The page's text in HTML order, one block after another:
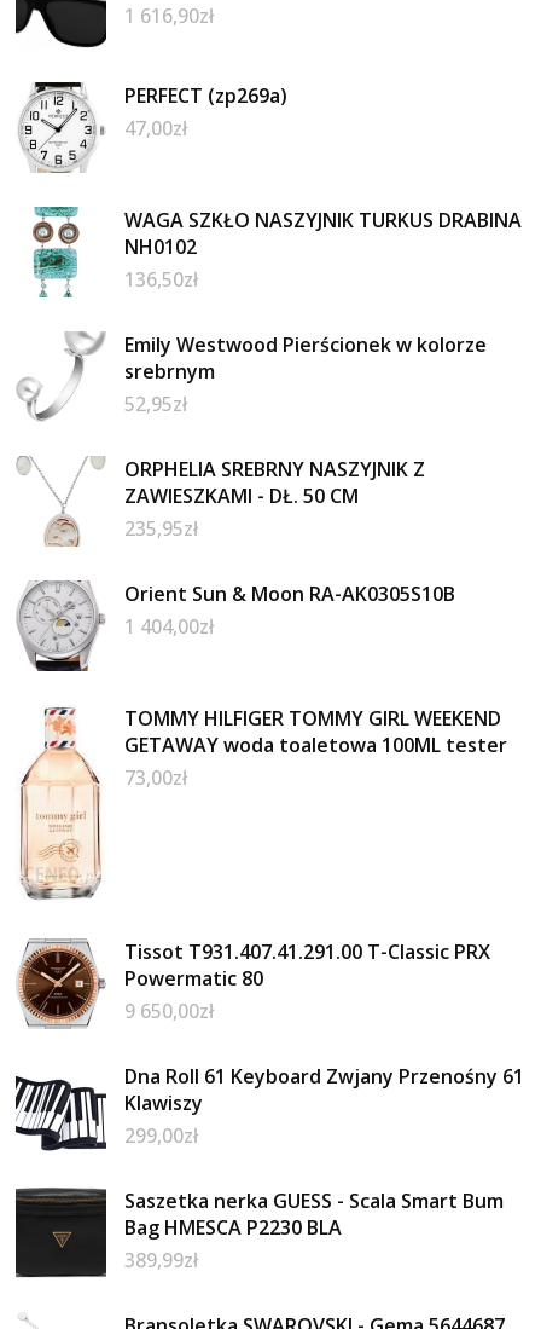
1 616,90zł
PERFECT (zp269a)
47,00zł
WAGA SZKŁO NASZYJNIK TURKUS DRABINA
NH0102
136,50zł
Emily Westwood Pierścionek w kolorze
srebrnym
52,95zł
ORPHELIA SREBRNY NASZYJNIK Z
ZAWIESZKAMI - DŁ. 50 CM
235,95zł
Orient Sun & Moon RA-AK0305S10B
1 404,00zł
TOMMY HILFIGER TOMMY GIRL WEEKEND
GETAWAY woda toaletowa 100ML tester
73,00zł
Tissot T931.407.41.291.00 T-Classic PRX
Powermatic 80
9 650,00zł
Dna Roll 61 Keyboard Zwjany Przenośny 61
Klawiszy
299,00zł
Saszetka nerka GUESS - Scala Smart Bum
Bag HMESCA P2230 BLA
389,99zł